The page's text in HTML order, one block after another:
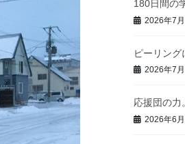
180日間の
2026年7月
ピーリング
2026年7月
応援団の力
2026年6